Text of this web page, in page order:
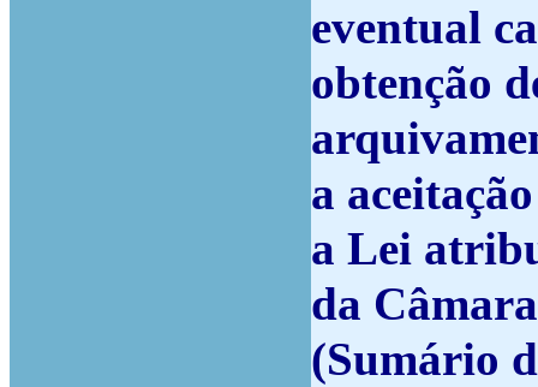
eventual
obtenção
a
a Lei
da
(Sumário